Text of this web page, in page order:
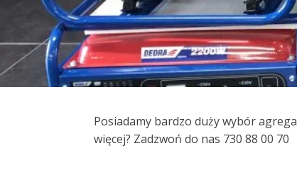
Posiadamy bardzo duży wybór
więcej? Zadzwoń do nas 730 88 00 70